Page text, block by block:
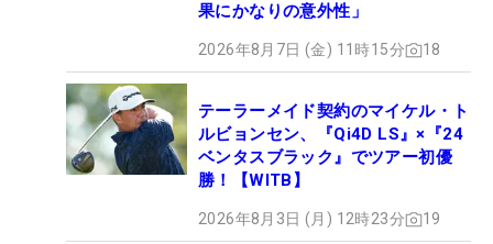
果にかなりの意外性」
2026年8月7日 (金) 11時15分 18
テーラーメイド契約のマイケル・ト
ルビョンセン、『Qi4D LS』×『24
ベンタスブラック』でツアー初優
勝！【WITB】
2026年8月3日 (月) 12時23分 19